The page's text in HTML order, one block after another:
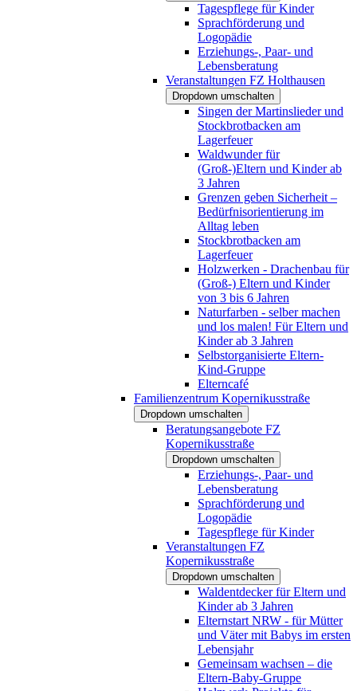
Tagespflege für Kinder
Sprachförderung und
Logopädie
Erziehungs-, Paar- und
Lebensberatung
Veranstaltungen FZ Holthausen
Dropdown umschalten
Singen der Martinslieder und
Stockbrotbacken am
Lagerfeuer
Waldwunder für
(Groß-)Eltern und Kinder ab
3 Jahren
Grenzen geben Sicherheit –
Bedürfnisorientierung im
Alltag leben
Stockbrotbacken am
Lagerfeuer
Holzwerken - Drachenbau für
(Groß-) Eltern und Kinder
von 3 bis 6 Jahren
Naturfarben - selber machen
und los malen! Für Eltern und
Kinder ab 3 Jahren
Selbstorganisierte Eltern-
Kind-Gruppe
Elterncafé
Familienzentrum Kopernikusstraße
Dropdown umschalten
Beratungsangebote FZ
Kopernikusstraße
Dropdown umschalten
Erziehungs-, Paar- und
Lebensberatung
Sprachförderung und
Logopädie
Tagespflege für Kinder
Veranstaltungen FZ
Kopernikusstraße
Dropdown umschalten
Waldentdecker für Eltern und
Kinder ab 3 Jahren
Elternstart NRW - für Mütter
und Väter mit Babys im ersten
Lebensjahr
Gemeinsam wachsen – die
Eltern-Baby-Gruppe